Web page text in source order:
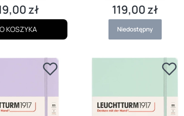
zł
KOSZYKA
Cena
119,00 zł
Niedostępny